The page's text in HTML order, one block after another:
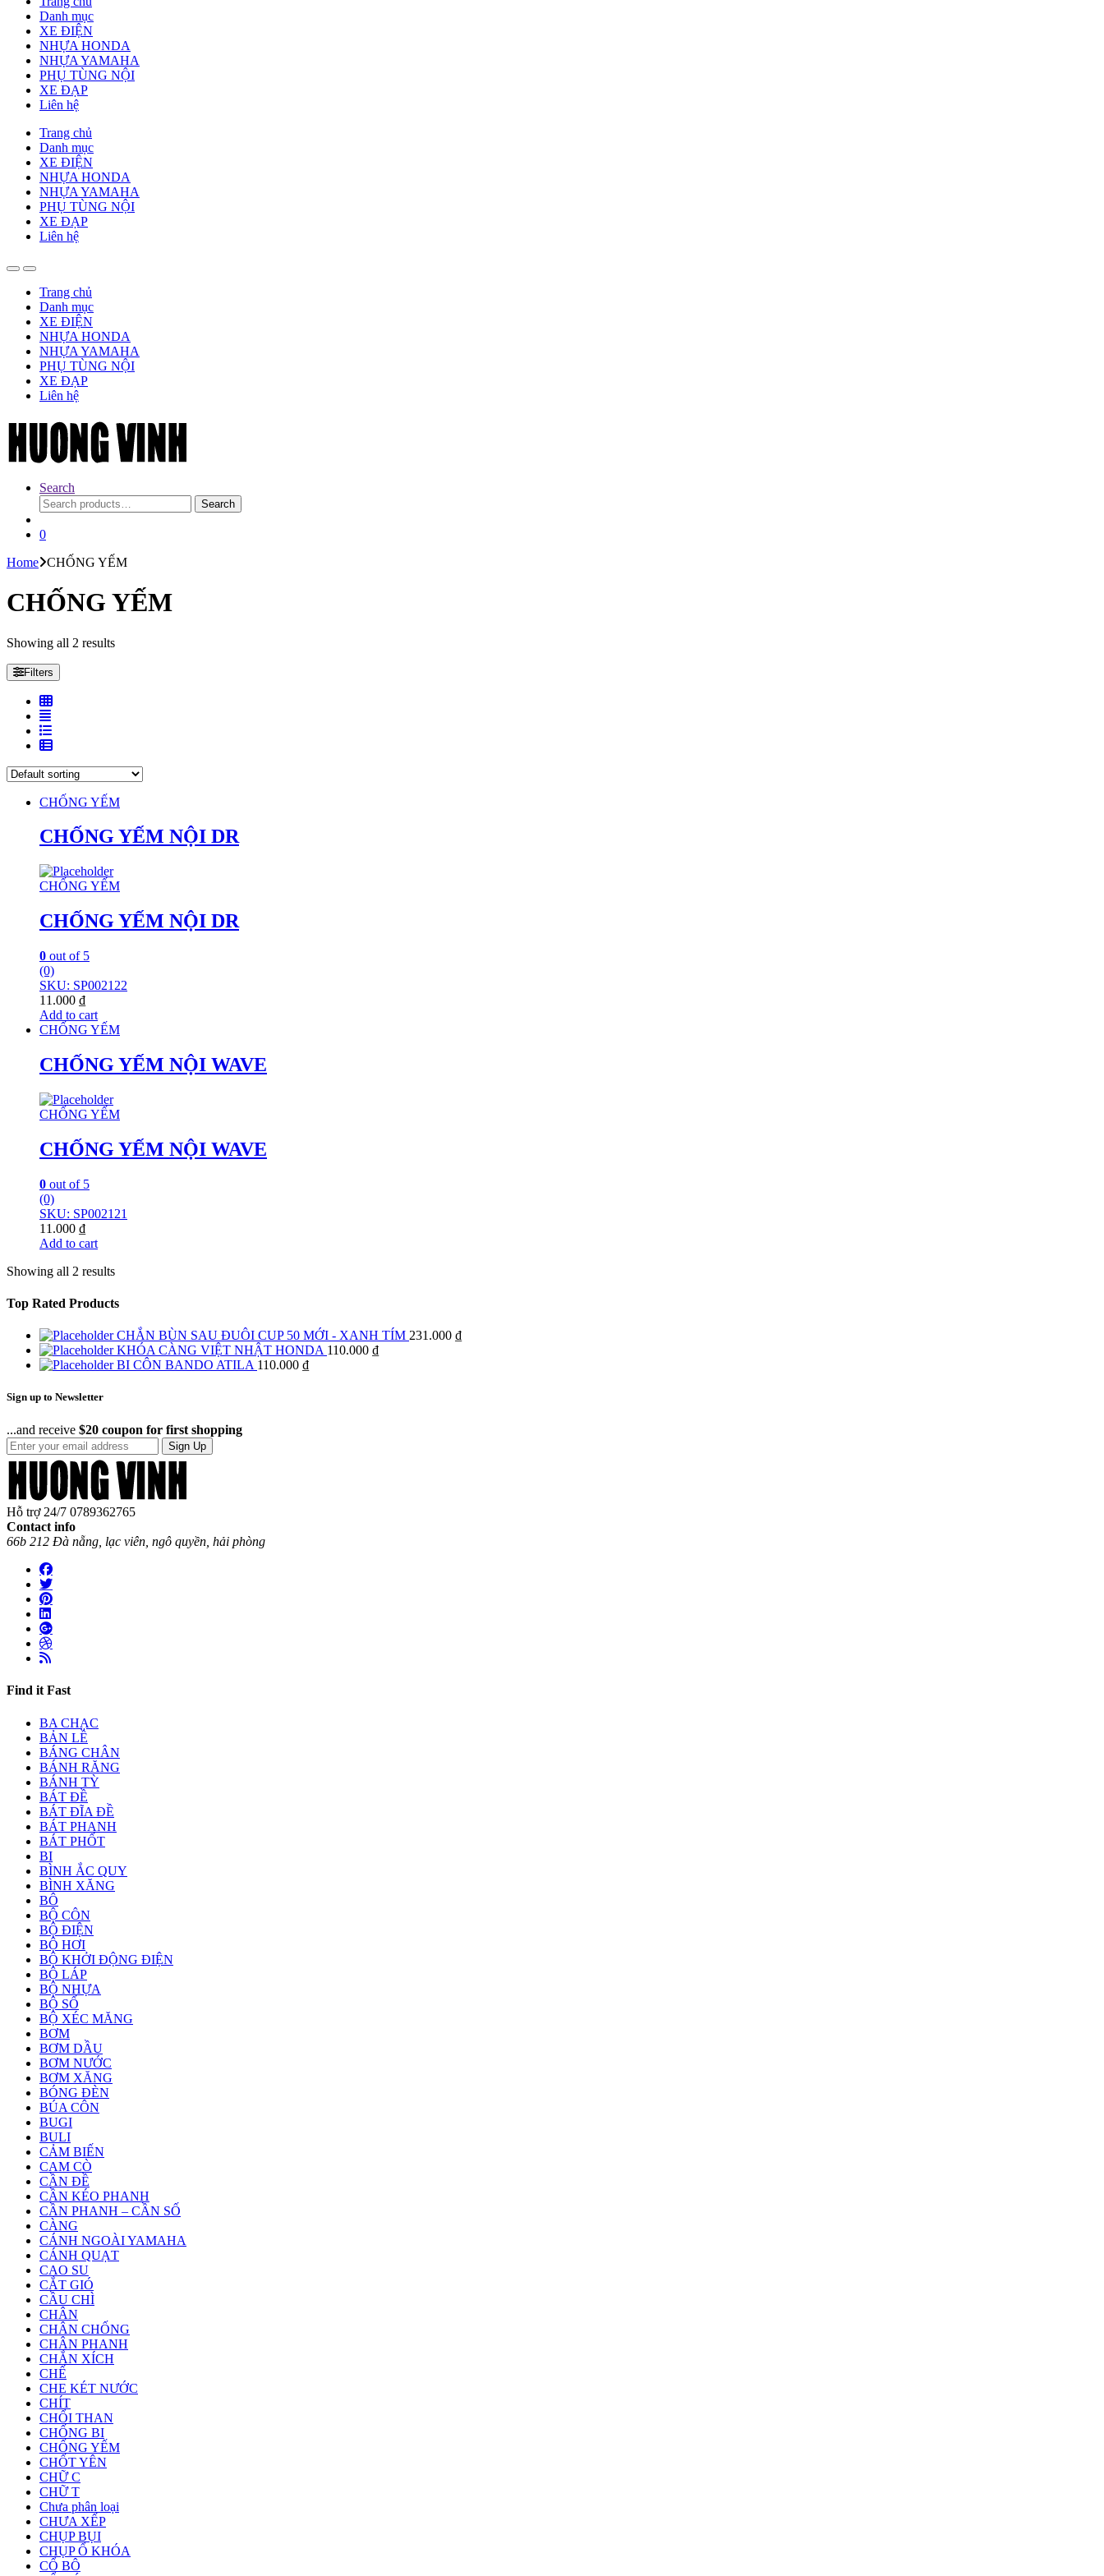
Danh mục
XE ĐIỆN
NHỰA HONDA
NHỰA YAMAHA
PHỤ TÙNG NỘI
XE ĐẠP
Liên hệ
Trang chủ
Danh mục
XE ĐIỆN
NHỰA HONDA
NHỰA YAMAHA
PHỤ TÙNG NỘI
XE ĐẠP
Liên hệ
Trang chủ
Danh mục
XE ĐIỆN
NHỰA HONDA
NHỰA YAMAHA
PHỤ TÙNG NỘI
XE ĐẠP
Liên hệ
Search
Search
for:
Search
0
Home CHỐNG YẾM
CHỐNG YẾM
Showing all 2 results
Filters
CHỐNG YẾM
CHỐNG YẾM NỘI DR
CHỐNG YẾM
CHỐNG YẾM NỘI DR
0 out of 5
(0)
SKU: SP002122
11.000 ₫
Add to cart
CHỐNG YẾM
CHỐNG YẾM NỘI WAVE
CHỐNG YẾM
CHỐNG YẾM NỘI WAVE
0 out of 5
(0)
SKU: SP002121
11.000 ₫
Add to cart
Showing all 2 results
Top Rated Products
CHẮN BÙN SAU ĐUÔI CUP 50 MỚI - XANH TÍM 231.000 ₫
KHÓA CÀNG VIỆT NHẬT HONDA 110.000 ₫
BI CÔN BANDO ATILA 110.000 ₫
Sign up to Newsletter
...and receive $20 coupon for first shopping
Sign Up
Hỗ trợ 24/7 0789362765
Contact info
66b 212 Đà nẵng, lạc viên, ngô quyền, hải phòng
Find it Fast
BA CHẠC
BẢN LỀ
BÁNG CHÂN
BÁNH RĂNG
BÁNH TỲ
BÁT ĐỀ
BÁT ĐĨA ĐỀ
BÁT PHANH
BÁT PHỐT
BI
BÌNH ẮC QUY
BÌNH XĂNG
BÔ
BỘ CÔN
BỘ ĐIỆN
BỘ HƠI
BỘ KHỞI ĐỘNG ĐIỆN
BỘ LÁP
BỘ NHỰA
BỘ SỐ
BỘ XÉC MĂNG
BƠM
BƠM DẦU
BƠM NƯỚC
BƠM XĂNG
BÓNG ĐÈN
BÚA CÔN
BUGI
BULI
CẢM BIẾN
CAM CÒ
CẦN ĐỀ
CẦN KÉO PHANH
CẦN PHANH – CẦN SỐ
CÀNG
CÁNH NGOÀI YAMAHA
CÁNH QUẠT
CAO SU
CẮT GIÓ
CẦU CHÌ
CHÂN
CHÂN CHỐNG
CHÂN PHANH
CHẮN XÍCH
CHẾ
CHE KÉT NƯỚC
CHÍT
CHỔI THAN
CHỐNG BI
CHỐNG YẾM
CHỐT YÊN
CHỮ C
CHỮ T
Chưa phân loại
CHƯA XẾP
CHỤP BỤI
CHỤP Ổ KHÓA
CỔ BÔ